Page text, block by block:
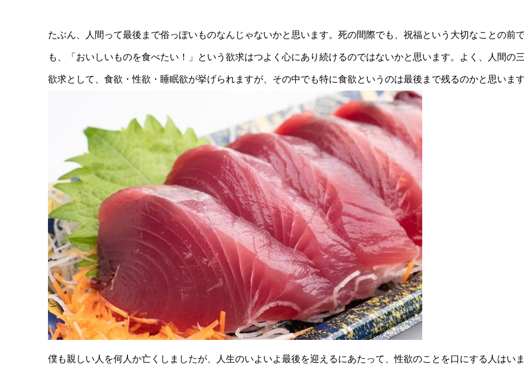
たぶん、人間って最後まで俗っぽいものなんじゃないかと思います。死の間際でも、祝福という大切なことの前
も、「おいしいものを食べたい！」という欲求はつよく心にあり続けるのではないかと思います。よく、人間の
欲求として、食欲・性欲・睡眠欲が挙げられますが、その中でも特に食欲というのは最後まで残るのかと思います
僕も親しい人を何人か亡くしましたが、人生のいよいよ最後を迎えるにあたって、性欲のことを口にする人はい